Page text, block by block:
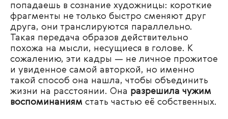
попадаешь в сознание художницы: короткие
фрагменты не только быстро сменяют друг
друга, они транслируются параллельно.
Такая передача образов действительно
похожа на мысли, несущиеся в голове. К
сожалению, эти кадры — не личное прожитое
и увиденное самой авторкой, но именно
такой способ она нашла, чтобы объединить
жизни на расстоянии. Она разрешила чужим
воспоминаниям стать частью её собственных.